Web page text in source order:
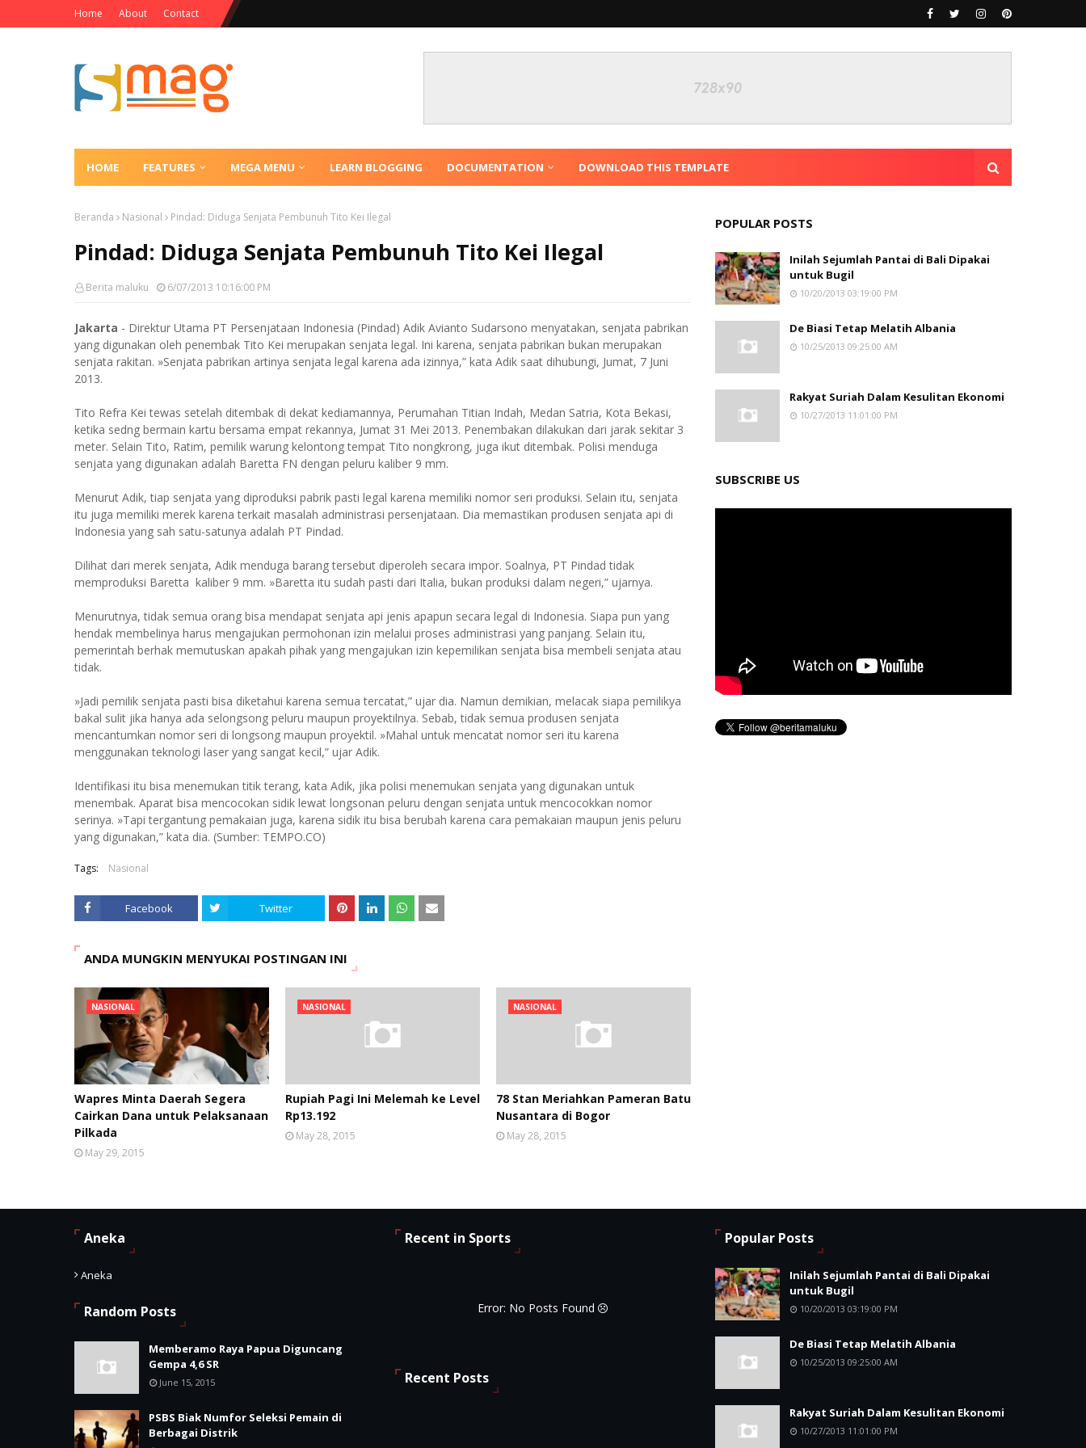
Home About Contact
HOME FEATURES MEGA MENU LEARN BLOGGING DOCUMENTATION DOWNLOAD THIS TEMPLATE
Beranda Nasional Pindad: Diduga Senjata Pembunuh Tito Kei Ilegal
Pindad: Diduga Senjata Pembunuh Tito Kei Ilegal
Berita maluku 6/07/2013 10:16:00 PM
Jakarta - Direktur Utama PT Persenjataan Indonesia (Pindad) Adik Avianto Sudarsono menyatakan, senjata pabrikan
yang digunakan oleh penembak Tito Kei merupakan senjata legal. Ini karena, senjata pabrikan bukan merupakan
senjata rakitan. »Senjata pabrikan artinya senjata legal karena ada izinnya,” kata Adik saat dihubungi, Jumat, 7 Juni
2013.
Tito Refra Kei tewas setelah ditembak di dekat kediamannya, Perumahan Titian Indah, Medan Satria, Kota Bekasi,
ketika sedng bermain kartu bersama empat rekannya, Jumat 31 Mei 2013. Penembakan dilakukan dari jarak sekitar 3
meter. Selain Tito, Ratim, pemilik warung kelontong tempat Tito nongkrong, juga ikut ditembak. Polisi menduga
senjata yang digunakan adalah Baretta FN dengan peluru kaliber 9 mm.
Menurut Adik, tiap senjata yang diproduksi pabrik pasti legal karena memiliki nomor seri produksi. Selain itu, senjata
itu juga memiliki merek karena terkait masalah administrasi persenjataan. Dia memastikan produsen senjata api di
Indonesia yang sah satu-satunya adalah PT Pindad.
Dilihat dari merek senjata, Adik menduga barang tersebut diperoleh secara impor. Soalnya, PT Pindad tidak
memproduksi Baretta kaliber 9 mm. »Baretta itu sudah pasti dari Italia, bukan produksi dalam negeri,” ujarnya.
Menurutnya, tidak semua orang bisa mendapat senjata api jenis apapun secara legal di Indonesia. Siapa pun yang
hendak membelinya harus mengajukan permohonan izin melalui proses administrasi yang panjang. Selain itu,
pemerintah berhak memutuskan apakah pihak yang mengajukan izin kepemilikan senjata bisa membeli senjata atau
tidak.
»Jadi pemilik senjata pasti bisa diketahui karena semua tercatat,” ujar dia. Namun demikian, melacak siapa pemilikya
bakal sulit jika hanya ada selongsong peluru maupun proyektilnya. Sebab, tidak semua produsen senjata
mencantumkan nomor seri di longsong maupun proyektil. »Mahal untuk mencatat nomor seri itu karena
menggunakan teknologi laser yang sangat kecil,” ujar Adik.
Identifikasi itu bisa menemukan titik terang, kata Adik, jika polisi menemukan senjata yang digunakan untuk
menembak. Aparat bisa mencocokan sidik lewat longsonan peluru dengan senjata untuk mencocokkan nomor
serinya. »Tapi tergantung pemakaian juga, karena sidik itu bisa berubah karena cara pemakaian maupun jenis peluru
yang digunakan,” kata dia. (Sumber: TEMPO.CO)
Tags: Nasional
Facebook Twitter
ANDA MUNGKIN MENYUKAI POSTINGAN INI
NASIONAL
Wapres Minta Daerah Segera
Cairkan Dana untuk Pelaksanaan
Pilkada
May 29, 2015
NASIONAL
Rupiah Pagi Ini Melemah ke Level
Rp13.192
May 28, 2015
NASIONAL
78 Stan Meriahkan Pameran Batu
Nusantara di Bogor
May 28, 2015
POPULAR POSTS
Inilah Sejumlah Pantai di Bali Dipakai
untuk Bugil
10/20/2013 03:19:00 PM
De Biasi Tetap Melatih Albania
10/25/2013 09:25:00 AM
Rakyat Suriah Dalam Kesulitan Ekonomi
10/27/2013 11:01:00 PM
SUBSCRIBE US
Aneka
Aneka
Random Posts
Memberamo Raya Papua Diguncang
Gempa 4,6 SR
June 15, 2015
PSBS Biak Numfor Seleksi Pemain di
Berbagai Distrik
Recent in Sports
Error: No Posts Found
Recent Posts
Popular Posts
Inilah Sejumlah Pantai di Bali Dipakai
untuk Bugil
10/20/2013 03:19:00 PM
De Biasi Tetap Melatih Albania
10/25/2013 09:25:00 AM
Rakyat Suriah Dalam Kesulitan Ekonomi
10/27/2013 11:01:00 PM